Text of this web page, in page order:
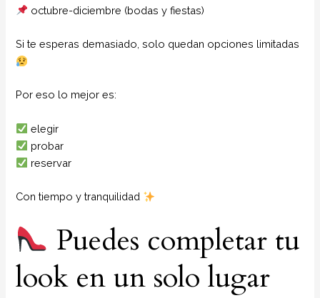
octubre-diciembre (bodas y fiestas)
Si te esperas demasiado, solo quedan opciones limitadas
Por eso lo mejor es:
elegir
probar
reservar
Con tiempo y tranquilidad
Puedes completar tu
look en un solo lugar